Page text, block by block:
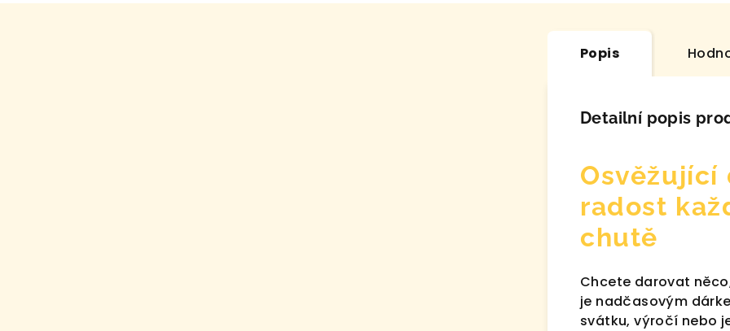
Popis
Detailní popis
Osvěžující
radost
chutě
Chcete darovat
je nadčasovým
svátku, výročí nebo